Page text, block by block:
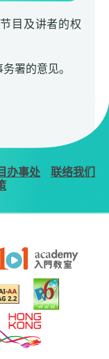
目及讲者的权
署的意见。
办事处
联络我们